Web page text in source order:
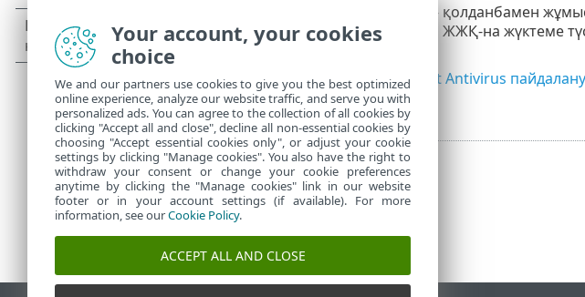
– қолданбамен
процессорға мен ЖЖҚ-на жүктеме
ӘріESET Endpoint Antivirus
үшін пайдалы).
Your account, your cookies
choice
We and our partners use cookies to give you the best optimized
online experience, analyze our website traffic, and serve you with
personalized ads. You can agree to the collection of all cookies by
clicking "Accept all and close", decline all non-essential cookies by
choosing "Accept essential cookies only", or adjust your cookie
settings by clicking "Manage cookies". You also have the right to
withdraw your consent or change your cookie preferences
anytime by clicking the "Manage cookies" link in our website
footer or in your account settings (if available). For more
information, see ourCookie Policy.
ACCEPT ALL AND CLOSE